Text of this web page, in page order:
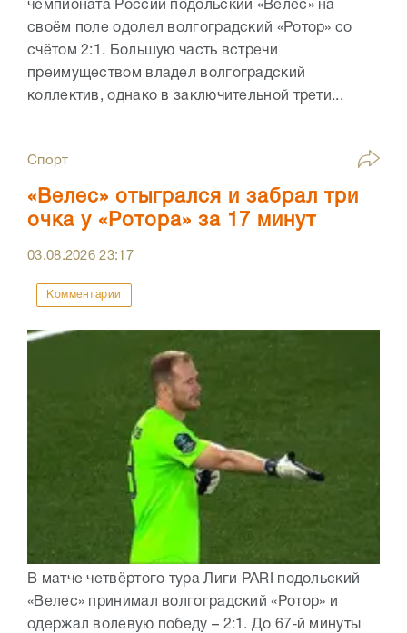
чемпионата России подольский «Велес» на
своём поле одолел волгоградский «Ротор» со
счётом 2:1. Большую часть встречи
преимуществом владел волгоградский
коллектив, однако в заключительной трети...
Спорт
«Велес» отыгрался и забрал три
очка у «Ротора» за 17 минут
03.08.202623:17
Комментарии
В матче четвёртого тура Лиги PARI подольский
«Велес» принимал волгоградский «Ротор» и
одержал волевую победу – 2:1. До 67‑й минуты